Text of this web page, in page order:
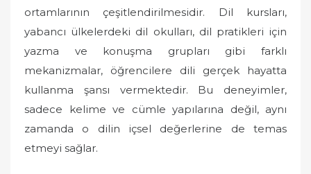
ortamlarının çeşitlendirilmesidir. Dil kursları,
yabancı ülkelerdeki dil okulları, dil pratikleri için
yazma ve konuşma grupları gibi farklı
mekanizmalar, öğrencilere dili gerçek hayatta
kullanma şansı vermektedir. Bu deneyimler,
sadece kelime ve cümle yapılarına değil, aynı
zamanda o dilin içsel değerlerine de temas
etmeyi sağlar.